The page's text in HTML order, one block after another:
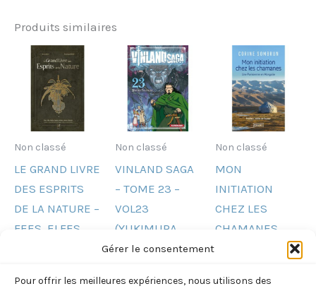
Gérer le consentement
Pour offrir les meilleures expériences, nous utilisons des
Produits similaires
Non classé
LE GRAND LIVRE
DES ESPRITS
DE LA NATURE –
FEES, ELFES,
SIRENES,
Non classé
VINLAND SAGA
– TOME 23 –
VOL23
(YUKIMURA
MAKOTO)
Non classé
MON
INITIATION
CHEZ LES
CHAMANES